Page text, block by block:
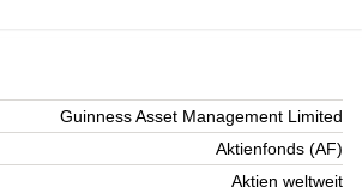
Guinness Asset Management Limited
Aktienfonds (AF)
Aktien weltweit